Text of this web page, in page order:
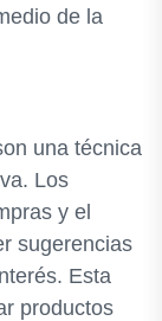
de la
una técnica
Los
y el
sugerencias
Esta
productos